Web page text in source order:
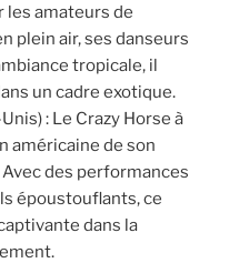
les amateurs de
plein air, ses danseurs
tropicale, il
un cadre exotique.
: Le Crazy Horse à
américaine de son
des performances
époustouflants, ce
dans la